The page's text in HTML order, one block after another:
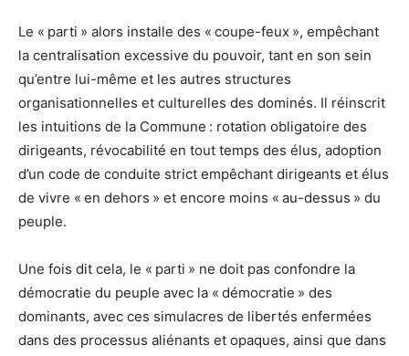
Le « parti » alors installe des « coupe-feux », empêchant
la centralisation excessive du pouvoir, tant en son sein
qu’entre lui-même et les autres structures
organisationnelles et culturelles des dominés. Il réinscrit
les intuitions de la Commune : rotation obligatoire des
dirigeants, révocabilité en tout temps des élus, adoption
d’un code de conduite strict empêchant dirigeants et élus
de vivre « en dehors » et encore moins « au-dessus » du
peuple.
Une fois dit cela, le « parti » ne doit pas confondre la
démocratie du peuple avec la « démocratie » des
dominants, avec ces simulacres de libertés enfermées
dans des processus aliénants et opaques, ainsi que dans